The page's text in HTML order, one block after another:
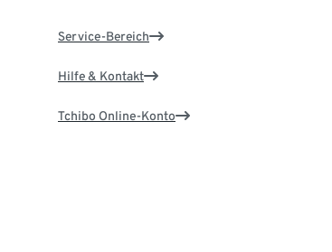
Service-Bereich
Hilfe & Kontakt
Tchibo Online-Konto